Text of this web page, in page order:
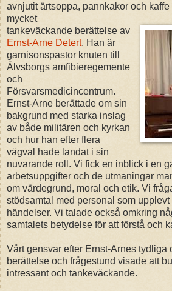
avnjutit ärtsoppa, pannkakor och
mycket
tankeväckande berättelse av
Ernst-Arne Detert. Han är
garnisonspastor knuten till
Älvsborgs amfibieregemente
och
Försvarsmedicincentrum.
Ernst-Arne berättade om sin
bakgrund med starka inslag
av både militären och kyrkan
och hur han efter flera
vägval hade landat i sin
nuvarande roll. Vi fick en inblick i en
arbetsuppgifter och de utmaningar
om värdegrund, moral och etik. Vi
stödsamtal med personal som upplevt
händelser. Vi talade också omkring
samtalets betydelse för att förstå och
Vårt gensvar efter Ernst-Arnes tydliga
berättelse och frågestund visade att
intressant och tankeväckande.